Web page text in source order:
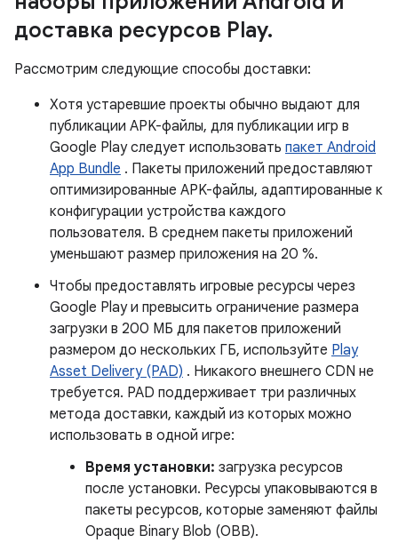
доставка ресурсов Play.
Рассмотрим следующие способы доставки:
Хотя устаревшие проекты обычно выдают для
публикации APK-файлы, для публикации игр в
Google Play следует использовать пакет Android
App Bundle . Пакеты приложений предоставляют
оптимизированные APK-файлы, адаптированные к
конфигурации устройства каждого
пользователя. В среднем пакеты приложений
уменьшают размер приложения на 20 %.
Чтобы предоставлять игровые ресурсы через
Google Play и превысить ограничение размера
загрузки в 200 МБ для пакетов приложений
размером до нескольких ГБ, используйте Play
Asset Delivery (PAD) . Никакого внешнего CDN не
требуется. PAD поддерживает три различных
метода доставки, каждый из которых можно
использовать в одной игре:
Время установки: загрузка ресурсов
после установки. Ресурсы упаковываются в
пакеты ресурсов, которые заменяют файлы
Opaque Binary Blob (OBB).